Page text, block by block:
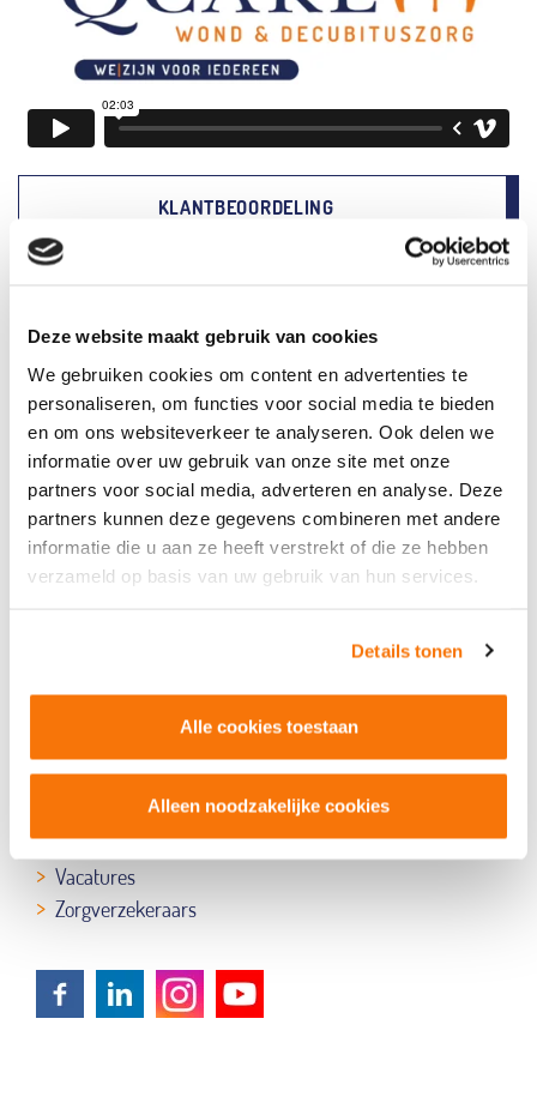
Deze website maakt gebruik van cookies
We gebruiken cookies om content en advertenties te
personaliseren, om functies voor social media te bieden
en om ons websiteverkeer te analyseren. Ook delen we
informatie over uw gebruik van onze site met onze
partners voor social media, adverteren en analyse. Deze
partners kunnen deze gegevens combineren met andere
informatie die u aan ze heeft verstrekt of die ze hebben
verzameld op basis van uw gebruik van hun services.
Details tonen
Alle cookies toestaan
Alleen noodzakelijke cookies
KLANTBEOORDELING
9
Hoe klanten ons beoordelen?
AD-HULPMIDDEL AANVRAGEN
Q CARE 20 JAAR
STEL EEN VRAAG?
Nieuws
Onze certificaten
Klantbeoordeling
Vacatures
Zorgverzekeraars